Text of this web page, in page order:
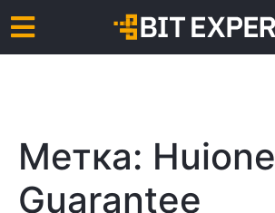
Метка: Huione
Guarantee